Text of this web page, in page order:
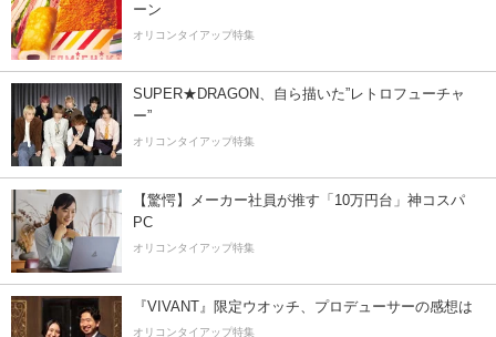
ーン
オリコンタイアップ特集
SUPER★DRAGON、自ら描いた”レトロフューチャ
ー”
オリコンタイアップ特集
【驚愕】メーカー社員が推す「10万円台」神コスパ
PC
オリコンタイアップ特集
『VIVANT』限定ウオッチ、プロデューサーの感想は
オリコンタイアップ特集